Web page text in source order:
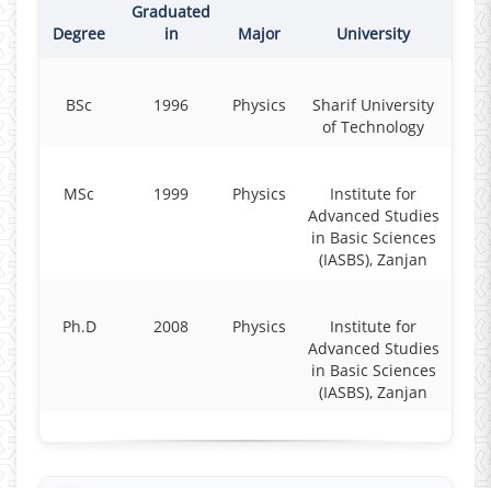
Degree
Graduated
in
Major University
BSc 1996 Physics
Sharif University
of Technology
MSc 1999 Physics
Institute for
Advanced Studies
in Basic Sciences
(IASBS), Zanjan
Ph.D 2008 Physics
Institute for
Advanced Studies
in Basic Sciences
(IASBS), Zanjan